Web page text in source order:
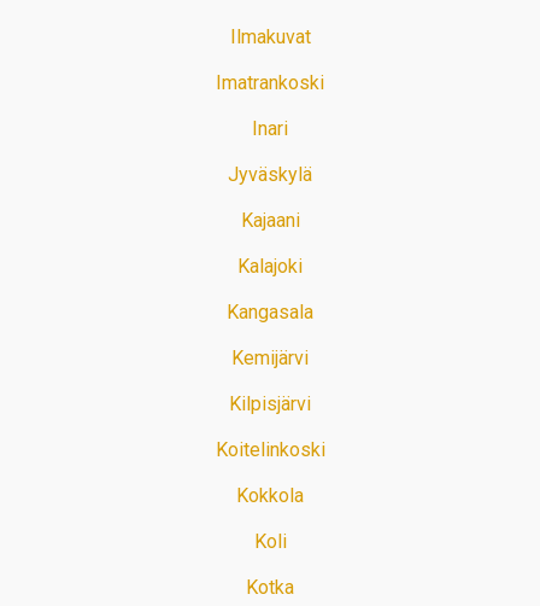
Ilmakuvat
Imatrankoski
Inari
Jyväskylä
Kajaani
Kalajoki
Kangasala
Kemijärvi
Kilpisjärvi
Koitelinkoski
Kokkola
Koli
Kotka